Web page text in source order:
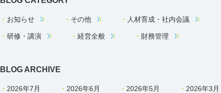
お知らせ その他 人材育成・社内会議
研修・講演 経営全般 財務管理
BLOG ARCHIVE
2026年7月 2026年6月 2026年5月 2026年3月